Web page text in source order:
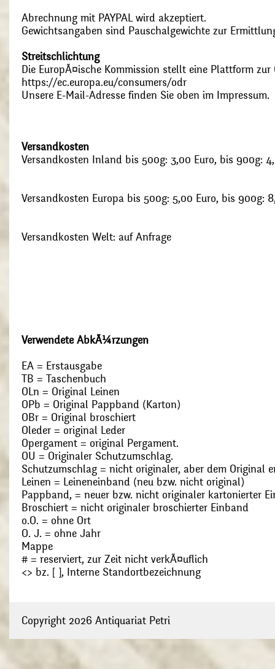
Abrechnung mit PAYPAL wird akzeptiert.
Gewichtsangaben sind Pauschalgewichte zur
Streitschlichtung
Die EuropÃ¤ische Kommission stellt eine Plattform
https://ec.europa.eu/consumers/odr
Unsere E-Mail-Adresse finden Sie oben im Impressum.
Versandkosten
Versandkosten Inland bis 500g: 3,00 Euro, bis 900g:
Versandkosten Europa bis 500g: 5,00 Euro, bis 900g:
Versandkosten Welt: auf Anfrage
Verwendete AbkÃ¼rzungen
EA = Erstausgabe
TB = Taschenbuch
OLn = Original Leinen
OPb = Original Pappband (Karton)
OBr = Original broschiert
Oleder = original Leder
Opergament = original Pergament.
OU = Originaler Schutzumschlag.
Schutzumschlag = nicht originaler, aber dem Original
Leinen = Leineneinband (neu bzw. nicht original)
Pappband, = neuer bzw. nicht originaler kartonierter
Broschiert = nicht originaler broschierter Einband
o.O. = ohne Ort
O. J. = ohne Jahr
Mappe
# = reserviert, zur Zeit nicht verkÃ¤uflich
<> bz. [ ], Interne Standortbezeichnung
Copyright 2026 Antiquariat Petri